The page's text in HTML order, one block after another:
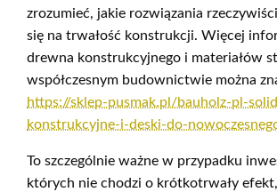
zrozumieć, jakie rozwiązania
się na trwałość konstrukcji. Więcej
drewna konstrukcyjnego i materiałów
współczesnym budownictwie można
https://sklep-pusmak.pl/bauholz-pl-
konstrukcyjne-i-deski-do-
To szczególnie ważne w przypadku
których nie chodzi o krótkotrwały